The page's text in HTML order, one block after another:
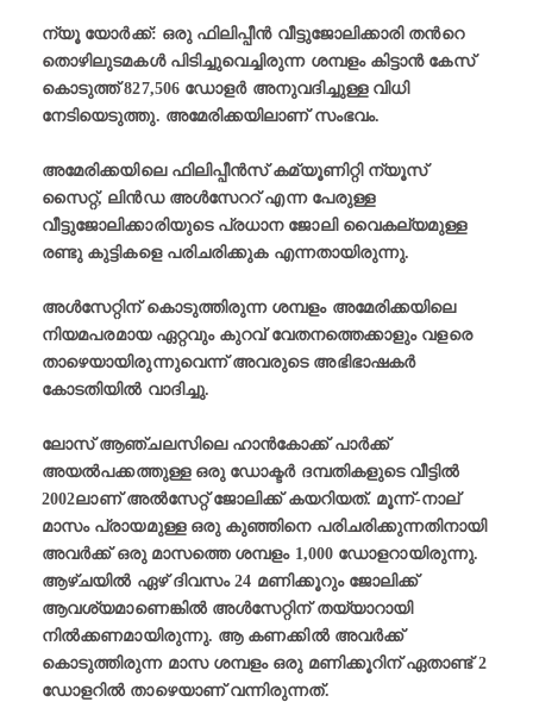
ന്യൂ യോര്‍ക്ക്‌: ഒരു ഫിലിപ്പീൻ വീട്ടുജോലിക്കാരി തന്‍റെ
തൊഴിലുടമകൾ പിടിച്ചുവെച്ചിരുന്ന ശമ്പളം കിട്ടാന്‍ കേസ്
കൊടുത്ത് 827,506 ഡോളർ അനുവദിച്ചുള്ള വിധി
നേടിയെടുത്തു. അമേരിക്കയിലാണ് സംഭവം.
അമേരിക്കയിലെ ഫിലിപ്പീൻസ് കമ്യൂണിറ്റി ന്യൂസ്
സൈറ്റ്, ലിൻഡ അൾസേററ് എന്ന പേരുള്ള
വീട്ടുജോലിക്കാരിയുടെ പ്രധാന ജോലി വൈകല്യമുള്ള
രണ്ടു കുട്ടികളെ പരിചരിക്കുക എന്നതായിരുന്നു.
അൾസേറ്റിന് കൊടുത്തിരുന്ന ശമ്പളം അമേരിക്കയിലെ
നിയമപരമായ ഏറ്റവും കുറവ് വേതനത്തെക്കാളും വളരെ
താഴെയായിരുന്നുവെന്ന് അവരുടെ അഭിഭാഷകർ
കോടതിയിൽ വാദിച്ചു.
ലോസ് ആഞ്ചലസിലെ ഹാൻകോക്ക് പാർക്ക്
അയൽപക്കത്തുള്ള ഒരു ഡോക്ടർ ദമ്പതികളുടെ വീട്ടില്‍
2002ലാണ് അൽസേറ്റ് ജോലിക്ക് കയറിയത്. മൂന്ന്-നാല്
മാസം പ്രായമുള്ള ഒരു കുഞ്ഞിനെ പരിചരിക്കുന്നതിനായി
അവർക്ക് ഒരു മാസത്തെ ശമ്പളം 1,000 ഡോളറായിരുന്നു.
ആഴ്ചയിൽ ഏഴ് ദിവസം 24 മണിക്കൂറും ജോലിക്ക്
ആവശ്യമാണെങ്കിൽ അൾസേറ്റിന് തയ്യാറായി
നില്‍ക്കണമായിരുന്നു. ആ കണക്കിൽ അവര്‍ക്ക്
കൊടുത്തിരുന്ന മാസ ശമ്പളം ഒരു മണിക്കൂറിന് ഏതാണ്ട് 2
ഡോളറിൽ താഴെയാണ് വന്നിരുന്നത്.